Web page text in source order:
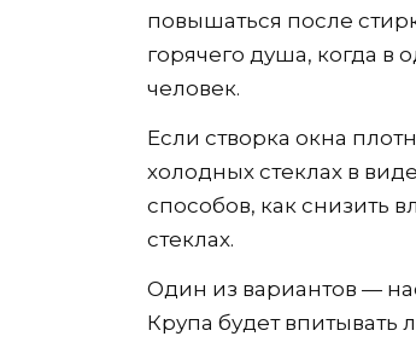
повышаться после
горячего душа, когда в
человек.
Если створка окна
холодных стеклах в
способов, как снизить
стеклах.
Один из вариантов —
Крупа будет впитывать